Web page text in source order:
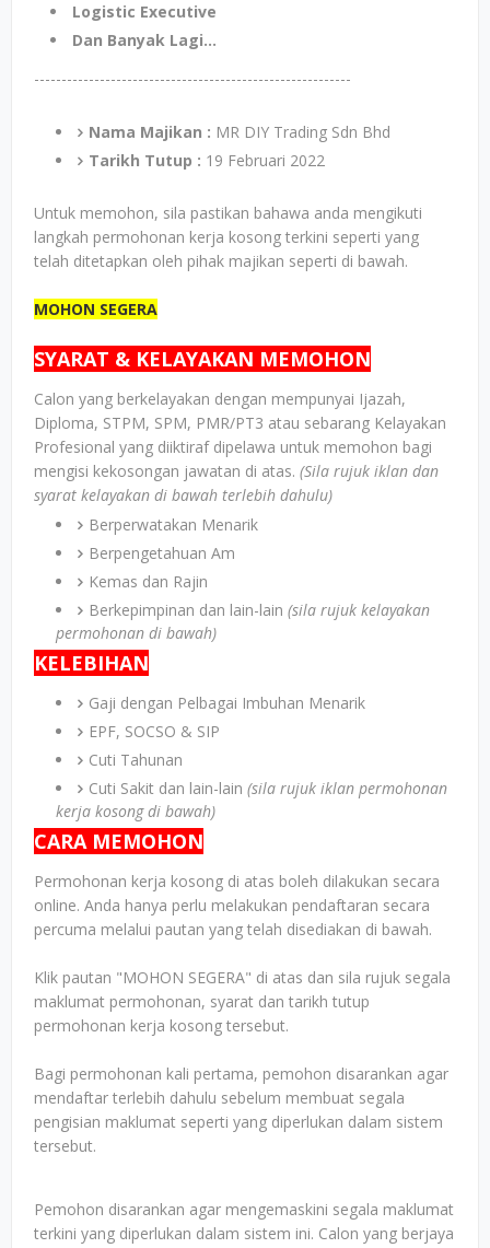
Logistic Executive
Dan Banyak Lagi...
----------------------------------------------------------
Nama Majikan : MR DIY Trading Sdn Bhd
Tarikh Tutup : 19 Februari 2022
Untuk memohon, sila pastikan bahawa anda mengikuti
langkah permohonan kerja kosong terkini seperti yang
telah ditetapkan oleh pihak majikan seperti di bawah.
MOHON SEGERA
SYARAT & KELAYAKAN MEMOHON
Calon yang berkelayakan dengan mempunyai Ijazah,
Diploma, STPM, SPM, PMR/PT3 atau sebarang Kelayakan
Profesional yang diiktiraf dipelawa untuk memohon bagi
mengisi kekosongan jawatan di atas. (Sila rujuk iklan dan
syarat kelayakan di bawah terlebih dahulu)
Berperwatakan Menarik
Berpengetahuan Am
Kemas dan Rajin
Berkepimpinan dan lain-lain (sila rujuk kelayakan
permohonan di bawah)
KELEBIHAN
Gaji dengan Pelbagai Imbuhan Menarik
EPF, SOCSO & SIP
Cuti Tahunan
Cuti Sakit dan lain-lain (sila rujuk iklan permohonan
kerja kosong di bawah)
CARA MEMOHON
Permohonan kerja kosong di atas boleh dilakukan secara
online. Anda hanya perlu melakukan pendaftaran secara
percuma melalui pautan yang telah disediakan di bawah.
Klik pautan "MOHON SEGERA" di atas dan sila rujuk segala
maklumat permohonan, syarat dan tarikh tutup
permohonan kerja kosong tersebut.
Bagi permohonan kali pertama, pemohon disarankan agar
mendaftar terlebih dahulu sebelum membuat segala
pengisian maklumat seperti yang diperlukan dalam sistem
tersebut.
Pemohon disarankan agar mengemaskini segala maklumat
terkini yang diperlukan dalam sistem ini. Calon yang berjaya